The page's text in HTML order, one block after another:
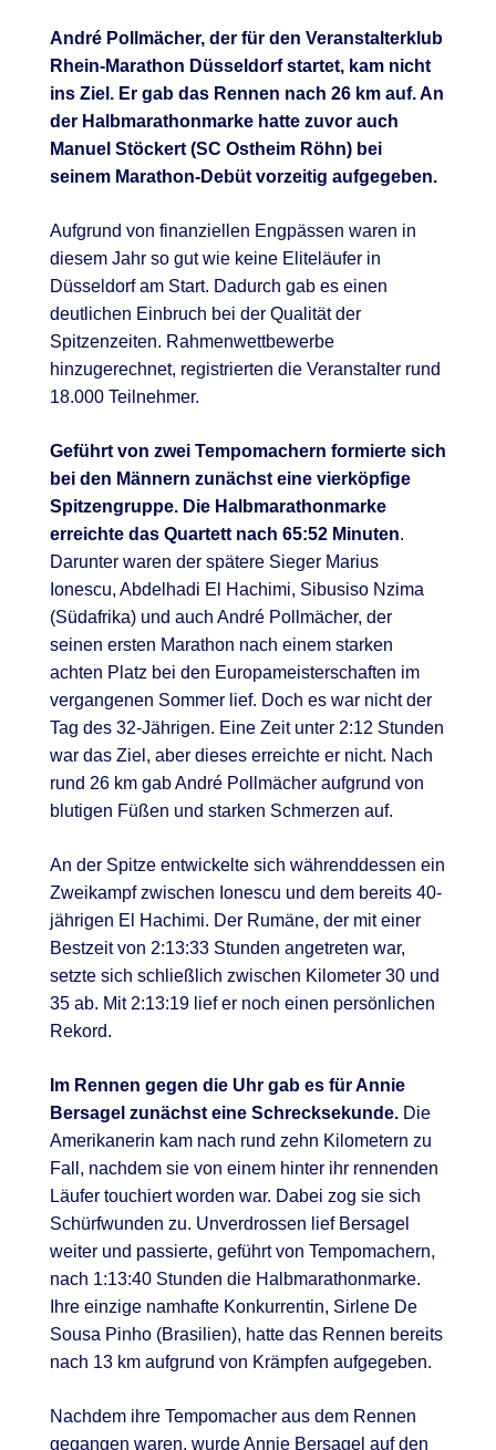
André Pollmächer, der für den Veranstalterklub
Rhein-Marathon Düsseldorf startet, kam nicht
ins Ziel. Er gab das Rennen nach 26 km auf. An
der Halbmarathonmarke hatte zuvor auch
Manuel Stöckert (SC Ostheim Röhn) bei
seinem Marathon-Debüt vorzeitig aufgegeben.
Aufgrund von finanziellen Engpässen waren in
diesem Jahr so gut wie keine Eliteläufer in
Düsseldorf am Start. Dadurch gab es einen
deutlichen Einbruch bei der Qualität der
Spitzenzeiten. Rahmenwettbewerbe
hinzugerechnet, registrierten die Veranstalter rund
18.000 Teilnehmer.
Geführt von zwei Tempomachern formierte sich
bei den Männern zunächst eine vierköpfige
Spitzengruppe. Die Halbmarathonmarke
erreichte das Quartett nach 65:52 Minuten.
Darunter waren der spätere Sieger Marius
Ionescu, Abdelhadi El Hachimi, Sibusiso Nzima
(Südafrika) und auch André Pollmächer, der
seinen ersten Marathon nach einem starken
achten Platz bei den Europameisterschaften im
vergangenen Sommer lief. Doch es war nicht der
Tag des 32-Jährigen. Eine Zeit unter 2:12 Stunden
war das Ziel, aber dieses erreichte er nicht. Nach
rund 26 km gab André Pollmächer aufgrund von
blutigen Füßen und starken Schmerzen auf.
An der Spitze entwickelte sich währenddessen ein
Zweikampf zwischen Ionescu und dem bereits 40-
jährigen El Hachimi. Der Rumäne, der mit einer
Bestzeit von 2:13:33 Stunden angetreten war,
setzte sich schließlich zwischen Kilometer 30 und
35 ab. Mit 2:13:19 lief er noch einen persönlichen
Rekord.
Im Rennen gegen die Uhr gab es für Annie
Bersagel zunächst eine Schrecksekunde.Die
Amerikanerin kam nach rund zehn Kilometern zu
Fall, nachdem sie von einem hinter ihr rennenden
Läufer touchiert worden war. Dabei zog sie sich
Schürfwunden zu. Unverdrossen lief Bersagel
weiter und passierte, geführt von Tempomachern,
nach 1:13:40 Stunden die Halbmarathonmarke.
Ihre einzige namhafte Konkurrentin, Sirlene De
Sousa Pinho (Brasilien), hatte das Rennen bereits
nach 13 km aufgrund von Krämpfen aufgegeben.
Nachdem ihre Tempomacher aus dem Rennen
gegangen waren, wurde Annie Bersagel auf den